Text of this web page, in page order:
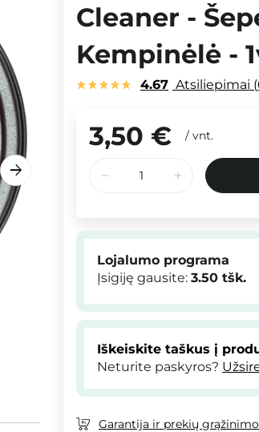
Cleaner -
Kempinėlė -
4.67 Atsiliepimai
3,50 € / vnt.
Lojalumo programa
Įsigiję gausite: 3.50 tšk.
Iškeiskite taškus į
Neturite paskyros?
Garantija ir prekių